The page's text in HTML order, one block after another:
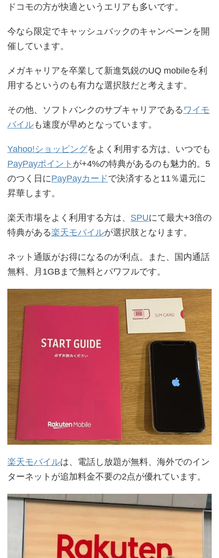
ドコモの方が快適というエリアも多いです。
今なら限定でキャッシュバックのキャンペーンを開
催しています。
メガキャリアを卒業して新進気鋭のUQ mobileを利
用するというのも有力な選択肢だと考えます。
その他、ソフトバンクのサブキャリアである ワイモ
バイルも速度が早めとなっています。
Yahoo!ショッピングをよく利用する方は、いつでも
PayPayポイント が+4%の特典があるのも魅力的。5
のつく日にPayPayカードで決済すると11％還元に
昇華します。
楽天市場をよく利用する方は、 SPUにて最大+3倍の
特典がある楽天モバイルが選択肢となります。
ネット通販がお得になるのが利点。また、国内通話
無料、月1GBまで無料とパワフルです。
楽天モバイルは、電話し放題が無料、海外でのイン
ターネットが追加料金不要の2点が優れています。